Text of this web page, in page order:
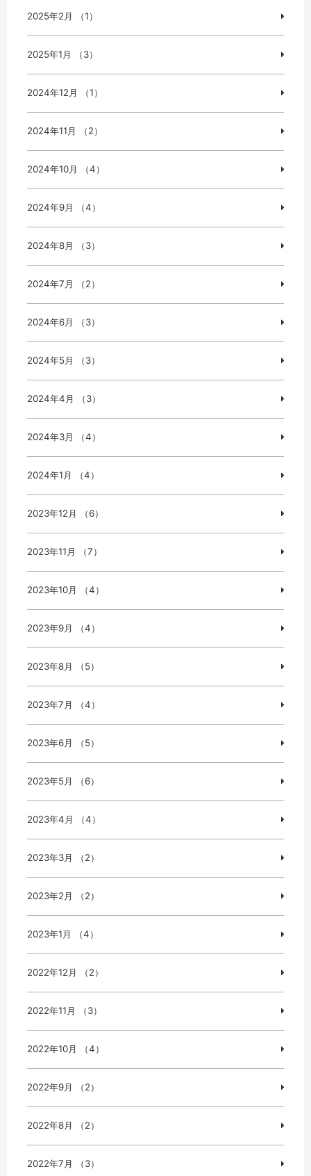
2025年2月 （1）
2025年1月 （3）
2024年12月 （1）
2024年11月 （2）
2024年10月 （4）
2024年9月 （4）
2024年8月 （3）
2024年7月 （2）
2024年6月 （3）
2024年5月 （3）
2024年4月 （3）
2024年3月 （4）
2024年1月 （4）
2023年12月 （6）
2023年11月 （7）
2023年10月 （4）
2023年9月 （4）
2023年8月 （5）
2023年7月 （4）
2023年6月 （5）
2023年5月 （6）
2023年4月 （4）
2023年3月 （2）
2023年2月 （2）
2023年1月 （4）
2022年12月 （2）
2022年11月 （3）
2022年10月 （4）
2022年9月 （2）
2022年8月 （2）
2022年7月 （3）